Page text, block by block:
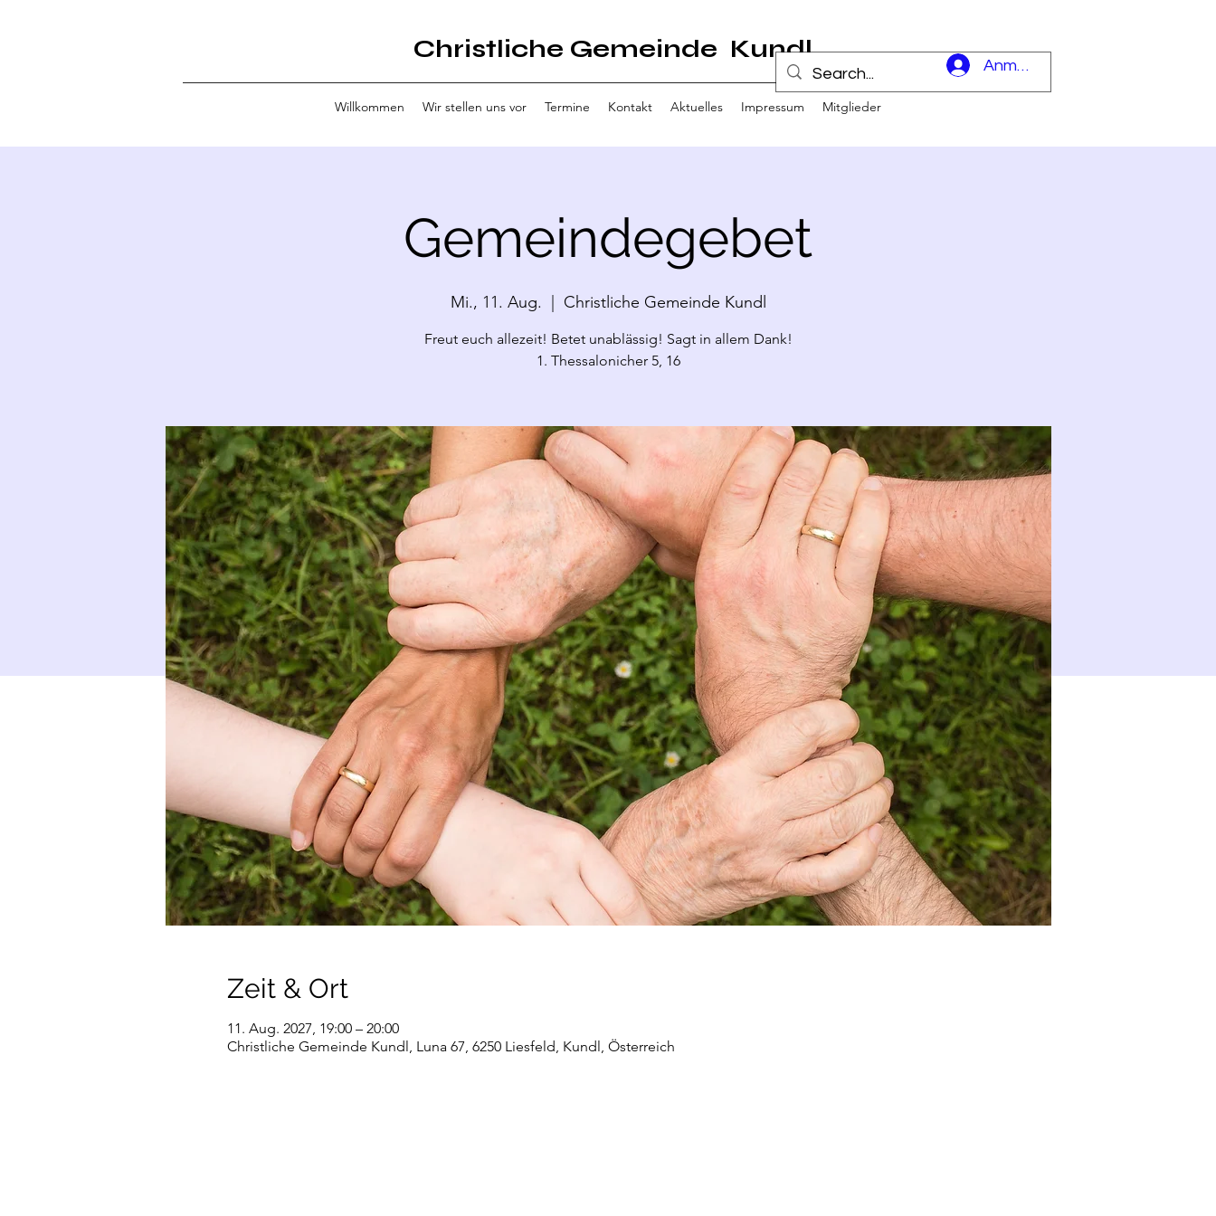
Christliche Gemeinde Kundl
Anmelden
Willkommen Wir stellen uns vor Termine Kontakt Aktuelles Impressum Mitglieder
Gemeindegebet
Mi., 11. Aug. Christliche Gemeinde Kundl
Freut euch allezeit! Betet unablässig! Sagt in allem Dank!
1. Thessalonicher 5, 16
Zeit & Ort
11. Aug. 2027, 19:00 – 20:00
Christliche Gemeinde Kundl, Luna 67, 6250 Liesfeld, Kundl, Österreich